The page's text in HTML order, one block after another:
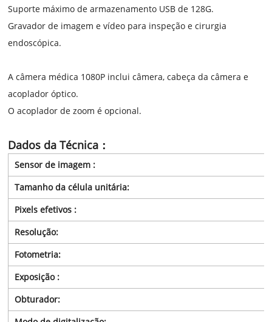
Suporte máximo de armazenamento USB de 128G.
Gravador de imagem e vídeo para inspeção e cirurgia
endoscópica.
A câmera médica 1080P inclui câmera, cabeça da câmera e
acoplador óptico.
O acoplador de zoom é opcional.
Dados da Técnica：
Sensor de imagem :
Tamanho da célula unitária:
Pixels efetivos :
Resolução:
Fotometria:
Exposição :
Obturador: